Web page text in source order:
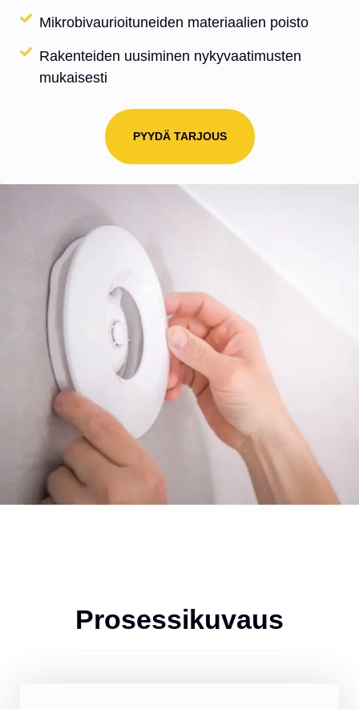
Mikrobivaurioituneiden materiaalien poisto
Rakenteiden uusiminen nykyvaatimusten
mukaisesti
PYYDÄ TARJOUS
Prosessikuvaus